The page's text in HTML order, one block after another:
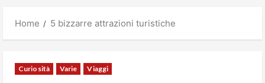
Home 5 bizzarre attrazioni turistiche
Curiosità Varie Viaggi